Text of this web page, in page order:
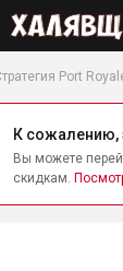
Port
К сожалению,
Вы можете
скидкам.